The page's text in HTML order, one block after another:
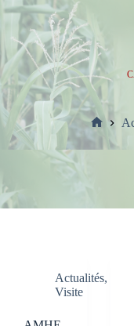
Accueil
Actualités,
Visite